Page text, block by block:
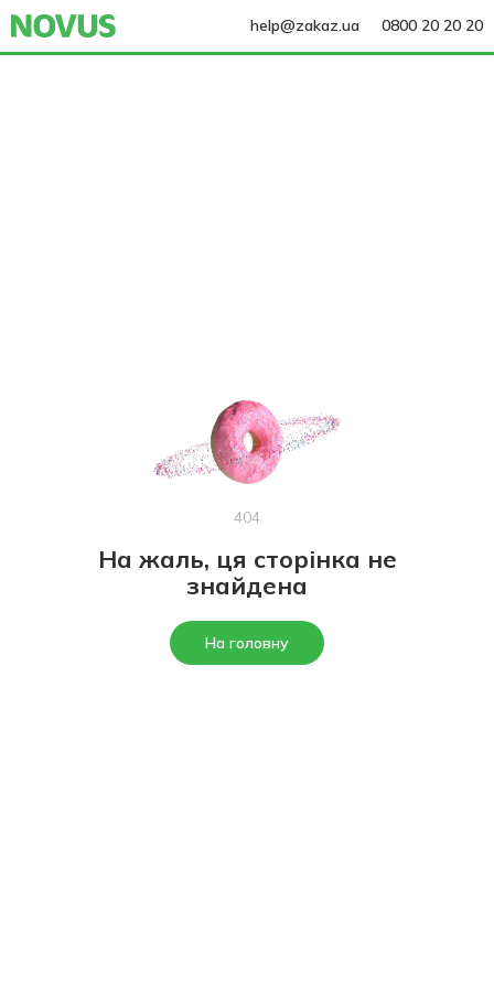
help@zakaz.ua 0800 20 20 20
404
На жаль, ця сторінка не
знайдена
На головну